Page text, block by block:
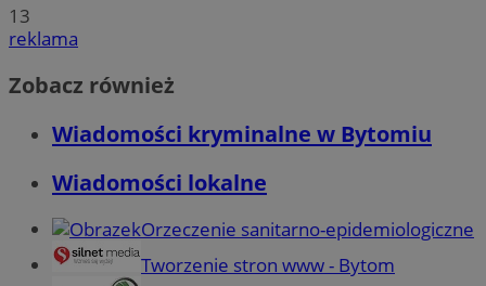
13
reklama
Zobacz również
Wiadomości kryminalne w Bytomiu
Wiadomości lokalne
Orzeczenie sanitarno-epidemiologiczne
Tworzenie stron www - Bytom